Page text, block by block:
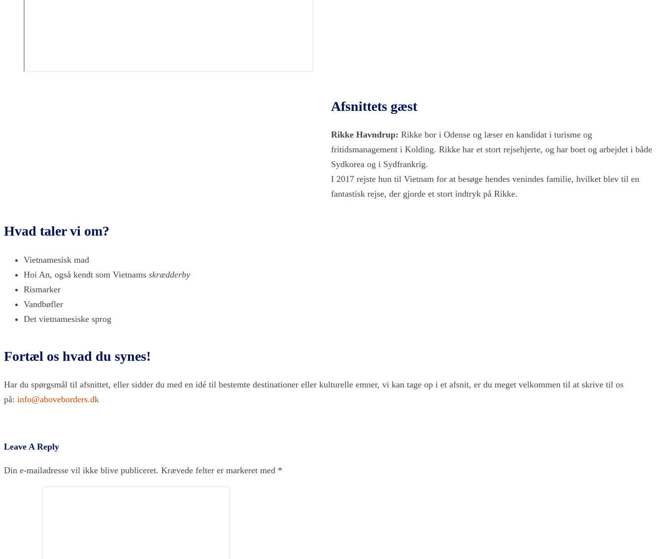
Afsnittets gæst
Rikke Havndrup: Rikke bor i Odense og læser en kandidat i turisme og
fritidsmanagement i Kolding. Rikke har et stort rejsehjerte, og har boet og arbejdet i både
Sydkorea og i Sydfrankrig.
I 2017 rejste hun til Vietnam for at besøge hendes venindes familie, hvilket blev til en
fantastisk rejse, der gjorde et stort indtryk på Rikke.
Hvad taler vi om?
Vietnamesisk mad
Hoi An, også kendt som Vietnams skrædderby
Rismarker
Vandbøfler
Det vietnamesiske sprog
Fortæl os hvad du synes!
Har du spørgsmål til afsnittet, eller sidder du med en idé til bestemte destinationer eller kulturelle emner, vi kan tage op i et afsnit, er du meget velkommen til at skrive til os
på: info@aboveborders.dk
Leave A Reply
Din e-mailadresse vil ikke blive publiceret. Krævede felter er markeret med *